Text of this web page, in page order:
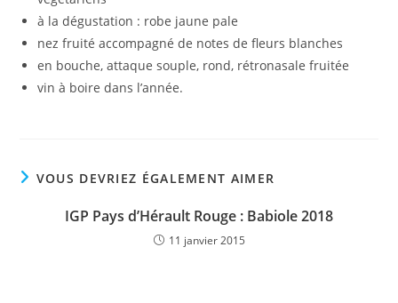
à la dégustation : robe jaune pale
nez fruité accompagné de notes de fleurs blanches
en bouche, attaque souple, rond, rétronasale fruitée
vin à boire dans l’année.
VOUS DEVRIEZ ÉGALEMENT AIMER
IGP Pays d’Hérault Rouge : Babiole 2018
11 janvier 2015